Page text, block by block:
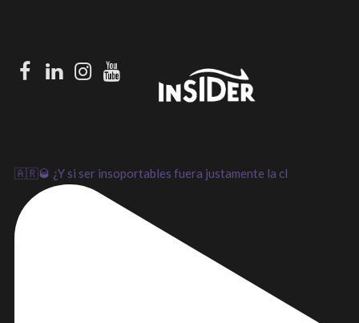
Facebook
LinkedIn
Instagram
Youtube
🇦🇷🥃 ¿Y si ser insoportables fuera justamente la cl